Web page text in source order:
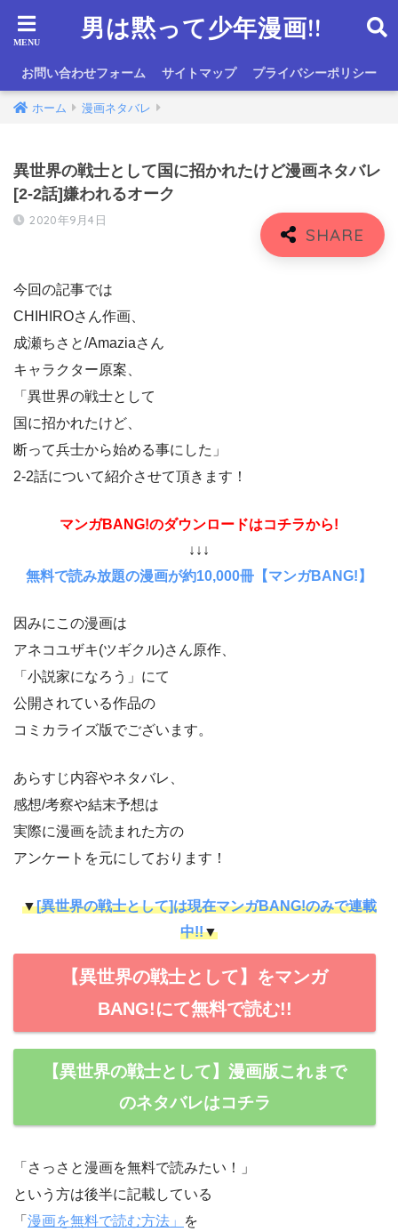
男は黙って少年漫画!!
お問い合わせフォーム サイトマップ プライバシーポリシー
ホーム 漫画ネタバレ
異世界の戦士として国に招かれたけど漫画ネタバレ
[2-2話]嫌われるオーク
2020年9月4日
今回の記事では
CHIHIROさん作画、
成瀬ちさと/Amaziaさん
キャラクター原案、
「異世界の戦士として
国に招かれたけど、
断って兵士から始める事にした」
2-2話について紹介させて頂きます！
マンガBANG!のダウンロードはコチラから!
↓↓↓
無料で読み放題の漫画が約10,000冊【マンガBANG!】
因みにこの漫画は
アネコユザキ(ツギクル)さん原作、
「小説家になろう」にて
公開されている作品の
コミカライズ版でございます。
あらすじ内容やネタバレ、
感想/考察や結末予想は
実際に漫画を読まれた方の
アンケートを元にしております！
▼[異世界の戦士として]は現在マンガBANG!のみで連載
中!!▼
【異世界の戦士として】をマンガ
BANG!にて無料で読む!!
【異世界の戦士として】漫画版これまで
のネタバレはコチラ
「さっさと漫画を無料で読みたい！」
という方は後半に記載している
「 漫画を無料で読む方法」
を